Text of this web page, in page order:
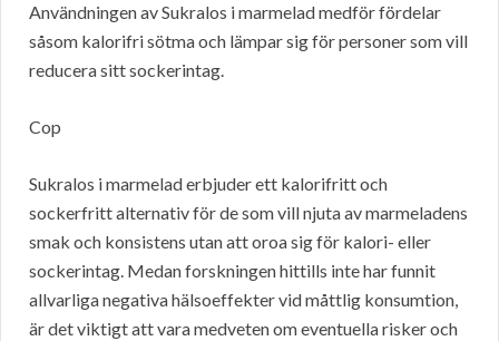
Användningen av Sukralos i marmelad medför fördelar
såsom kalorifri sötma och lämpar sig för personer som vill
reducera sitt sockerintag.
Cop
Sukralos i marmelad erbjuder ett kalorifritt och
sockerfritt alternativ för de som vill njuta av marmeladens
smak och konsistens utan att oroa sig för kalori- eller
sockerintag. Medan forskningen hittills inte har funnit
allvarliga negativa hälsoeffekter vid måttlig konsumtion,
är det viktigt att vara medveten om eventuella risker och